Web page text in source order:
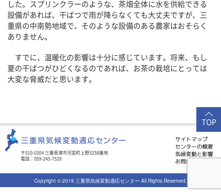
した。スプリンクラーのような、茶畑全体に水を供給できる
設備があれば、干ばつで雨が降らなくても大丈夫ですが、三
重県の中南勢地域で、そのような設備のある農家はおそらく
ありません。
すでに、温暖化の影響は十分に感じています。将来、もし
夏の干ばつがひどくなるのであれば、お茶の栽培にとっては
大変な脅威だと思います。
TOP
〒510-0304 三重県津市河芸町上野3258番地
電話：059-245-7529
サイトマップ
センターの概要
気候変動と影響
お問い合わせ
Copyright © 2019 三重県気候変動適応センター All Rights Reserved.